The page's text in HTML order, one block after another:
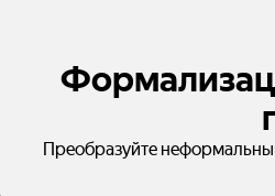
Преобразуйте